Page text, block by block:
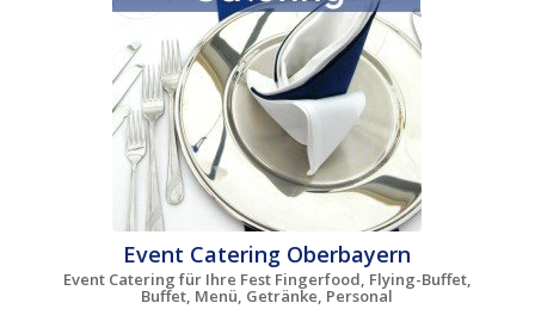
Event Catering Oberbayern
Event Catering für Ihre Fest Fingerfood, Flying-Buffet,
Buffet, Menü, Getränke, Personal